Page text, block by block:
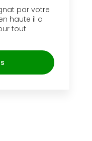
par votre
haute il a
tout